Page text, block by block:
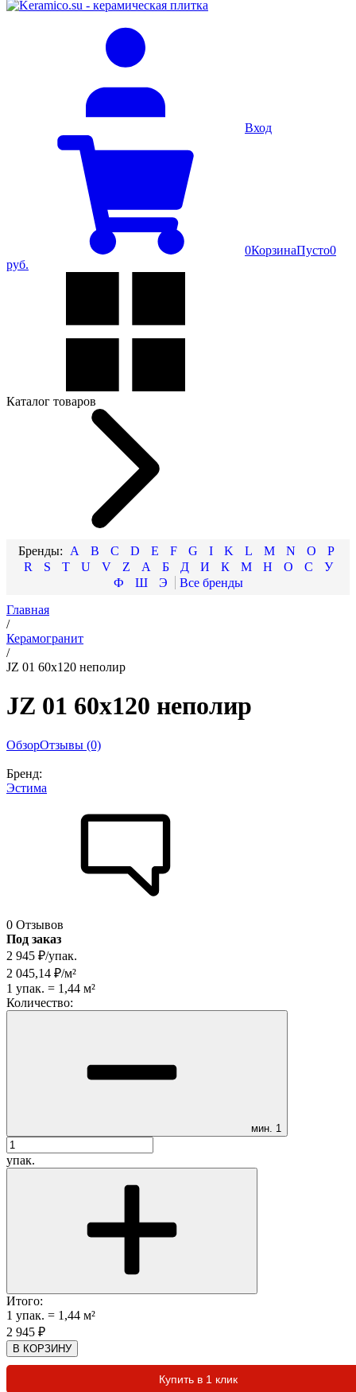
Вход
0КорзинаПусто0
руб.
Каталог товаров
A B C D E F G I K L M N O
P
R
S T U V Z А Б Д И К М Н О С
У
Ф
Ш
Э
Главная
/
Керамогранит
/
JZ 01 60х120 неполир
JZ 01 60х120 неполир
ОбзорОтзывы (0)
Бренд:
Эстима
0 Отзывов
Под заказ
2 945 ₽/упак.
2 045,14 ₽/м²
1 упак. = 1,44 м²
Количество:
мин. 1
упак.
Итого:
1 упак. = 1,44 м²
2 945 ₽
В КОРЗИНУ
Купить в 1 клик